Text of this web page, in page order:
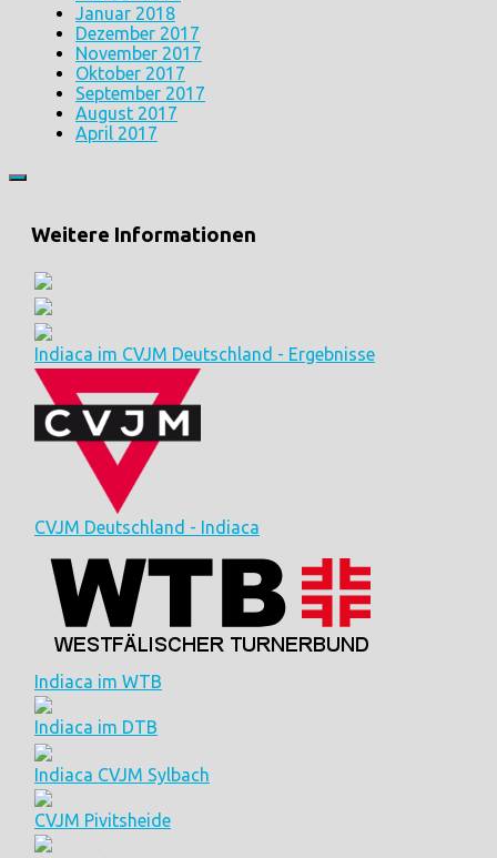
Januar 2018
Dezember 2017
November 2017
Oktober 2017
September 2017
August 2017
April 2017
Weitere Informationen
Indiaca im CVJM Deutschland - Ergebnisse
CVJM Deutschland - Indiaca
Indiaca im WTB
Indiaca im DTB
Indiaca CVJM Sylbach
CVJM Pivitsheide